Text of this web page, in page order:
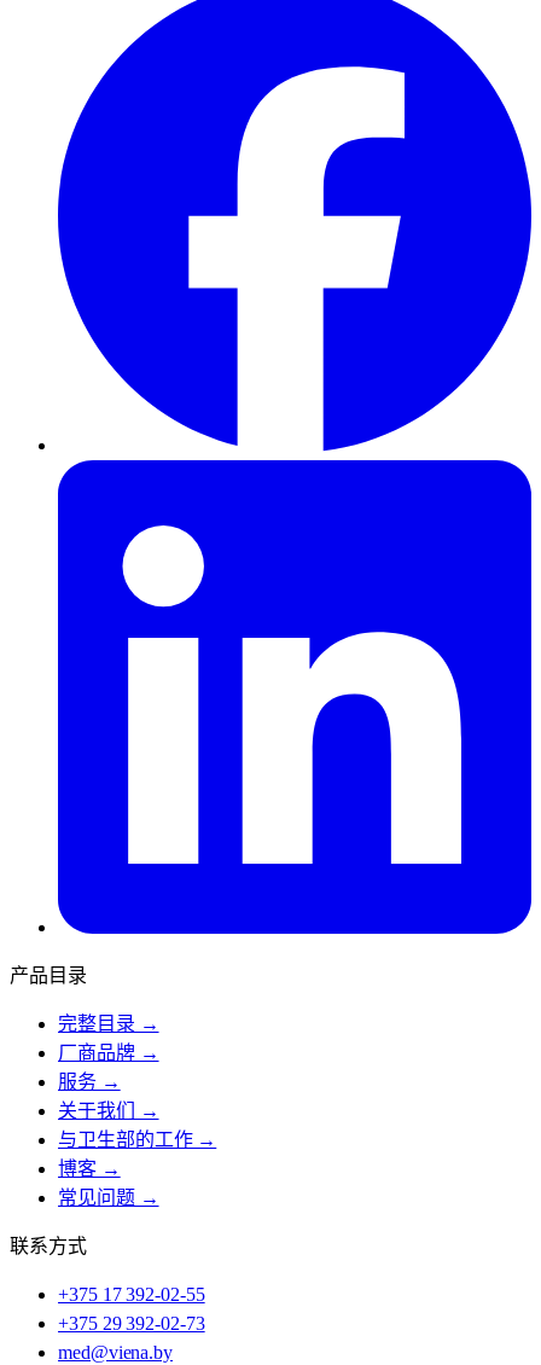
产品目录
完整目录 →
厂商品牌 →
服务 →
关于我们 →
与卫生部的工作 →
博客 →
常见问题 →
联系方式
+375 17 392-02-55
+375 29 392-02-73
med@viena.by